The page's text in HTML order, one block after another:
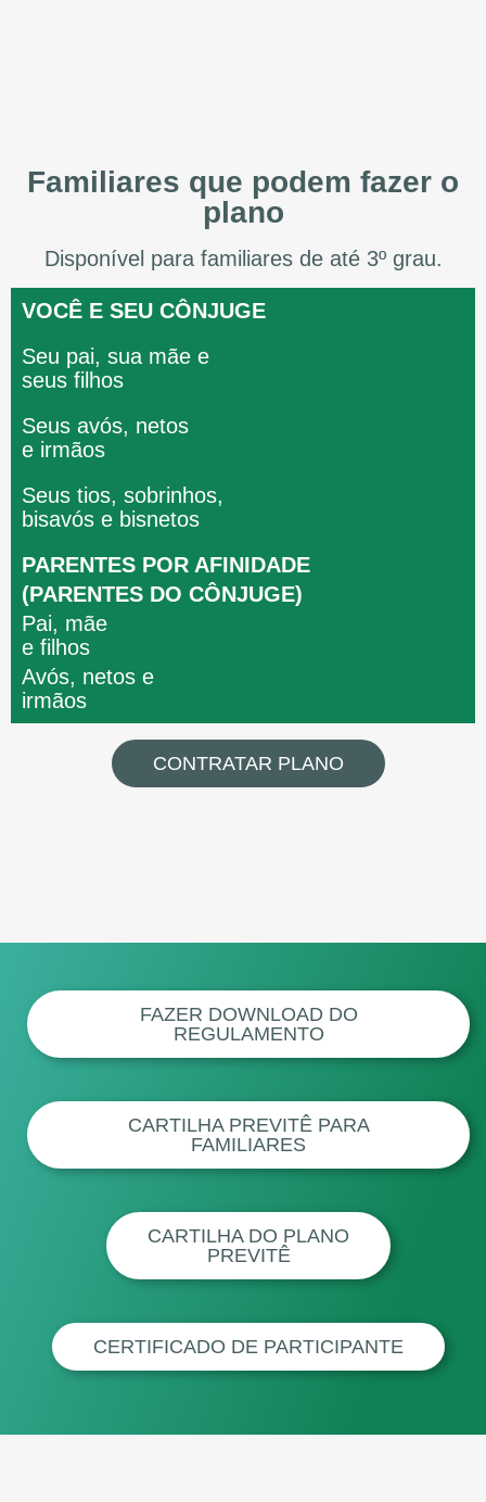
Familiares que podem fazer o
plano
Disponível para familiares de até 3º grau.
VOCÊ E SEU CÔNJUGE
Seu pai, sua mãe e
seus filhos
Seus avós, netos
e irmãos
Seus tios, sobrinhos,
bisavós e bisnetos
PARENTES POR AFINIDADE
(PARENTES DO CÔNJUGE)
Pai, mãe
e filhos
Avós, netos e
irmãos
CONTRATAR PLANO
FAZER DOWNLOAD DO
REGULAMENTO
CARTILHA PREVITÊ PARA
FAMILIARES
CARTILHA DO PLANO
PREVITÊ
CERTIFICADO DE PARTICIPANTE